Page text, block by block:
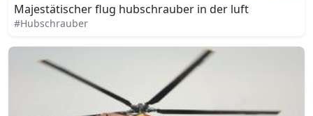
Majestätischer flug hubschrauber in der luft
#Hubschrauber